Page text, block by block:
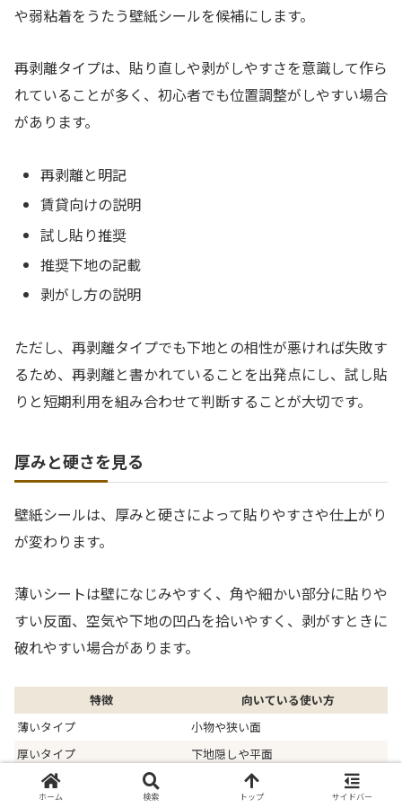
や弱粘着をうたう壁紙シールを候補にします。
再剥離タイプは、貼り直しや剥がしやすさを意識して作ら
れていることが多く、初心者でも位置調整がしやすい場合
があります。
再剥離と明記
賃貸向けの説明
試し貼り推奨
推奨下地の記載
剥がし方の説明
ただし、再剥離タイプでも下地との相性が悪ければ失敗す
るため、再剥離と書かれていることを出発点にし、試し貼
りと短期利用を組み合わせて判断することが大切です。
厚みと硬さを見る
壁紙シールは、厚みと硬さによって貼りやすさや仕上がり
が変わります。
薄いシートは壁になじみやすく、角や細かい部分に貼りや
すい反面、空気や下地の凹凸を拾いやすく、剥がすときに
破れやすい場合があります。
特徴
向いている使い方
薄いタイプ
小物や狭い面
厚いタイプ
下地隠しや平面
硬いタイプ
直線的な面
ホーム 検索 トップ サイドバー